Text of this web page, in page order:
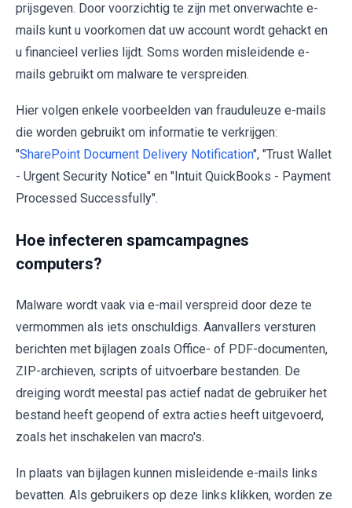
prijsgeven. Door voorzichtig te zijn met onverwachte e-
mails kunt u voorkomen dat uw account wordt gehackt en
u financieel verlies lijdt. Soms worden misleidende e-
mails gebruikt om malware te verspreiden.
Hier volgen enkele voorbeelden van frauduleuze e-mails
die worden gebruikt om informatie te verkrijgen:
"SharePoint Document Delivery Notification", "Trust Wallet
- Urgent Security Notice" en "Intuit QuickBooks - Payment
Processed Successfully".
Hoe infecteren spamcampagnes
computers?
Malware wordt vaak via e-mail verspreid door deze te
vermommen als iets onschuldigs. Aanvallers versturen
berichten met bijlagen zoals Office- of PDF-documenten,
ZIP-archieven, scripts of uitvoerbare bestanden. De
dreiging wordt meestal pas actief nadat de gebruiker het
bestand heeft geopend of extra acties heeft uitgevoerd,
zoals het inschakelen van macro's.
In plaats van bijlagen kunnen misleidende e-mails links
bevatten. Als gebruikers op deze links klikken, worden ze